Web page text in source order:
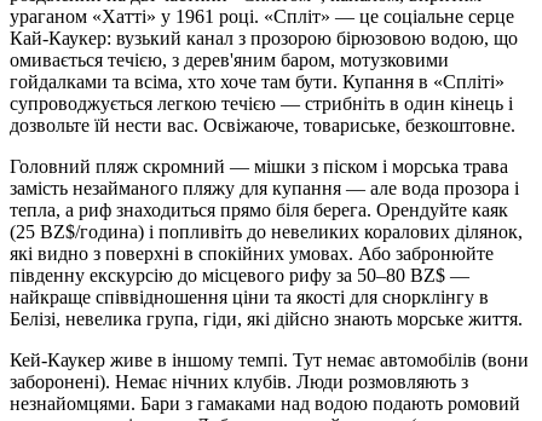
ураганом «Хатті» у 1961 році. «Спліт» — це соціальне серце
Кай-Каукер: вузький канал з прозорою бірюзовою водою, що
омивається течією, з дерев'яним баром, мотузковими
гойдалками та всіма, хто хоче там бути. Купання в «Спліті»
супроводжується легкою течією — стрибніть в один кінець і
дозвольте їй нести вас. Освіжаюче, товариське, безкоштовне.
Головний пляж скромний — мішки з піском і морська трава
замість незайманого пляжу для купання — але вода прозора і
тепла, а риф знаходиться прямо біля берега. Орендуйте каяк
(25 BZ$/година) і попливіть до невеликих коралових ділянок,
які видно з поверхні в спокійних умовах. Або забронюйте
південну екскурсію до місцевого рифу за 50–80 BZ$ —
найкраще співвідношення ціни та якості для снорклінгу в
Белізі, невелика група, гіди, які дійсно знають морське життя.
Кей-Каукер живе в іншому темпі. Тут немає автомобілів (вони
заборонені). Немає нічних клубів. Люди розмовляють з
незнайомцями. Бари з гамаками над водою подають ромовий